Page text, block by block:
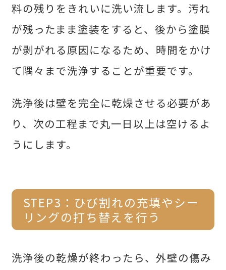
料の残りをきれいに洗い流します。汚れ
が残ったまま塗装をすると、後から塗膜
が剥がれる原因になるため、時間をかけ
て隅々まで洗浄することが重要です。
洗浄後は壁を完全に乾燥させる必要があ
り、次の工程まで丸一日以上は空けるよ
うにします。
STEP3：ひび割れの充填やシー
リングの打ち替えを行う
洗浄後の乾燥が終わったら、外壁の傷み